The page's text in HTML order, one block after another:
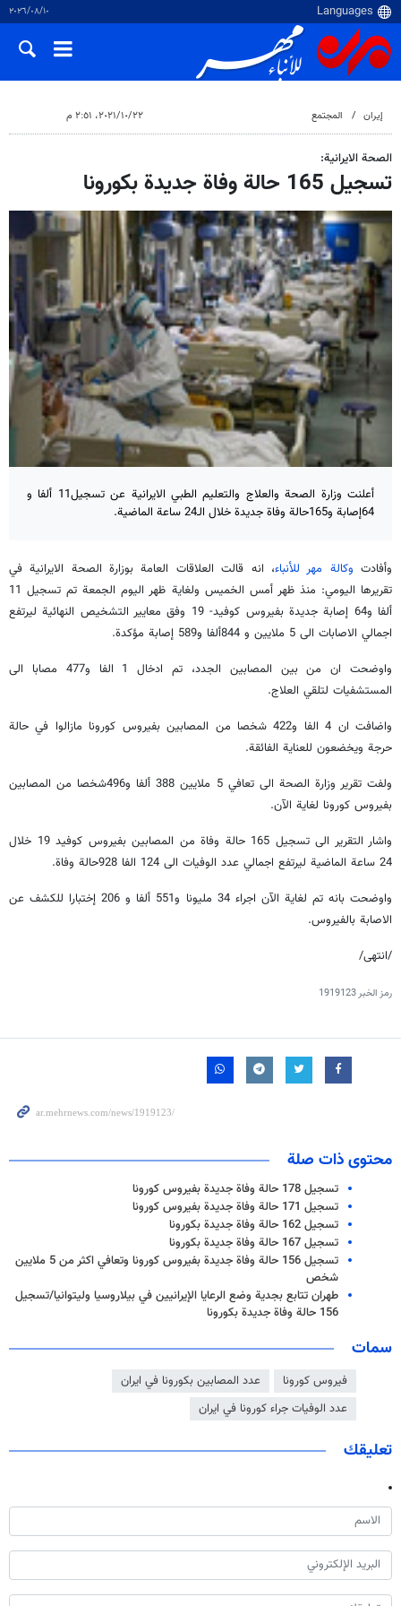
١٠‏/٠٨‏/٢٠٢٦
إيران المجتمع ٢٢‏/١٠‏/٢٠٢١، ٢:٥١ م
الصحة الايرانية:
تسجيل 165 حالة وفاة جديدة بكورونا
أعلنت وزارة الصحة والعلاج والتعلیم الطبي الايرانية عن تسجيل11 ألفا و
64إصابة و165حالة وفاة جديدة خلال الـ24 ساعة الماضية.
وأفادت وكالة مهر للأنباء، انه قالت العلاقات العامة بوزارة الصحة الايرانية في
تقريرها اليومي: منذ ظهر أمس الخميس ولغاية ظهر اليوم الجمعة تم تسجيل 11
ألفا و64 إصابة جديدة بفيروس كوفيد- 19 وفق معايير التشخيص النهائية ليرتفع
اجمالي الاصابات الى 5 ملايين و 844ألفا و589 إصابة مؤكدة.
واوضحت ان من بين المصابين الجدد، تم ادخال 1 الفا و477 مصابا الى
المستشفيات لتلقي العلاج.
واضافت ان 4 الفا و422 شخصا من المصابين بفيروس كورونا مازالوا في حالة
حرجة ويخضعون للعناية الفائقة.
ولفت تقرير وزارة الصحة الى تعافي 5 ملايين 388 ألفا و496شخصا من المصابين
بفيروس كورونا لغاية الآن.
واشار التقرير الى تسجيل 165 حالة وفاة من المصابين بفيروس كوفيد 19 خلال
24 ساعة الماضية ليرتفع اجمالي عدد الوفيات الى 124 الفا 928حالة وفاة.
واوضحت بانه تم لغاية الآن اجراء 34 مليونا و551 ألفا و 206 إختبارا للكشف عن
الاصابة بالفيروس.
/انتهى/
رمز الخبر1919123
محتوى ذات صلة
تسجيل 178 حالة وفاة جديدة بفيروس كورونا
تسجيل 171 حالة وفاة جديدة بفيروس كورونا
تسجيل 162 حالة وفاة جديدة بكورونا
تسجيل 167 حالة وفاة جديدة بكورونا
تسجيل 156 حالة وفاة جديدة بفيروس كورونا وتعافي اكثر من 5 ملايين
شخص
طهران تتابع بجدية وضع الرعايا الإيرانيين في بيلاروسيا وليتوانيا/تسجيل
156 حالة وفاة جديدة بكورونا
سمات
فيروس كورونا
عدد المصابين بكورونا في ايران
عدد الوفيات جراء كورونا في ايران
تعليقك